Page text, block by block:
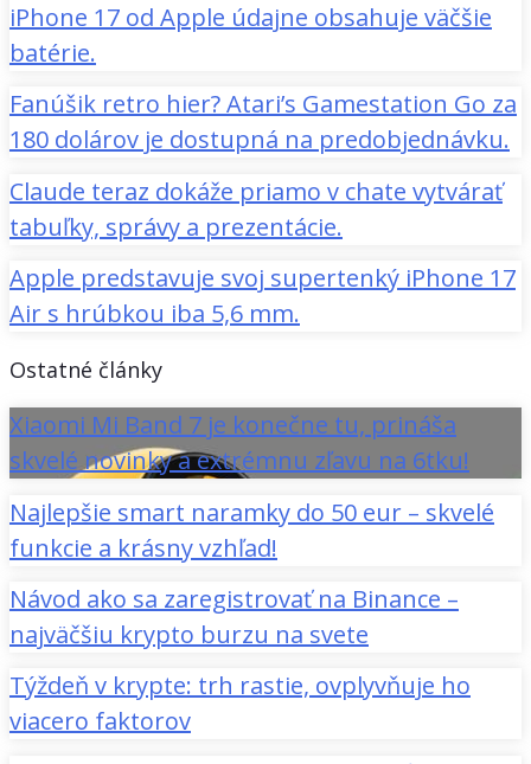
iPhone 17 od Apple údajne obsahuje väčšie
batérie.
Fanúšik retro hier? Atari’s Gamestation Go za
180 dolárov je dostupná na predobjednávku.
Claude teraz dokáže priamo v chate vytvárať
tabuľky, správy a prezentácie.
Apple predstavuje svoj supertenký iPhone 17
Air s hrúbkou iba 5,6 mm.
Ostatné články
Xiaomi Mi Band 7 je konečne tu, prináša
skvelé novinky a extrémnu zľavu na 6tku!
Najlepšie smart naramky do 50 eur – skvelé
funkcie a krásny vzhľad!
Návod ako sa zaregistrovať na Binance –
najväčšiu krypto burzu na svete
Týždeň v krypte: trh rastie, ovplyvňuje ho
viacero faktorov